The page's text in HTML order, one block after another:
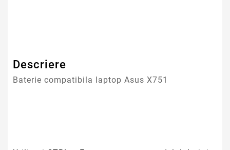
Descriere
Baterie compatibila laptop Asus X751